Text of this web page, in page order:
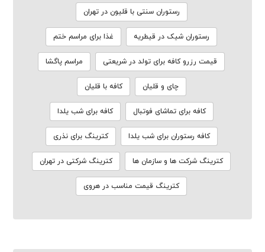
رستوران سنتی با قلیون در تهران
رستوران شیک در قیطریه غذا برای مراسم ختم
قیمت رزرو کافه برای تولد در شریعتی مراسم پاگشا
چای و قلیان کافه با قلیان
کافه برای تماشای فوتبال کافه برای شب یلدا
کافه رستوران برای شب یلدا کترینگ برای نذری
کترینگ شرکت ها و سازمان ها کترینگ شرکتی در تهران
کترینگ قیمت مناسب در هروی